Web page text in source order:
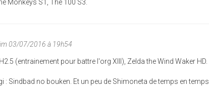
Monkeys S1, The 100 S3.
03/07/2016 à 19h54
(entrainement pour battre l'org XIII), Zelda the Wind Waker HD.
: Sindbad no bouken. Et un peu de Shimoneta de temps en temps.